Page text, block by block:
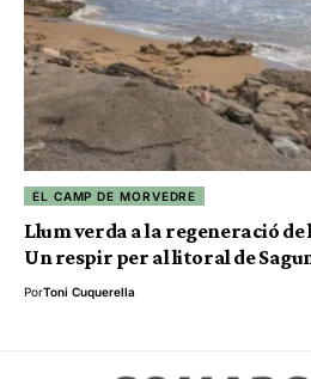
EL CAMP DE MORVEDRE
Llum verda a la regeneració de
Un respir per al litoral de
PorToni Cuquerella